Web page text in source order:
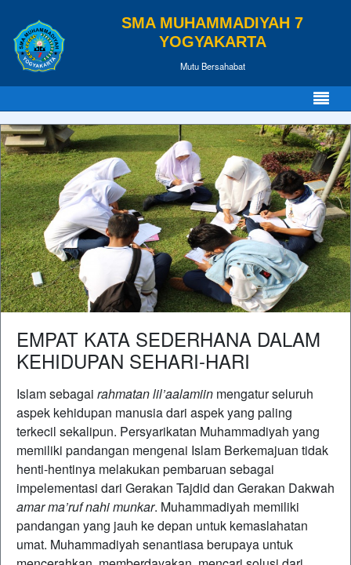
SMA MUHAMMADIYAH 7
YOGYAKARTA
Mutu Bersahabat
EMPAT KATA SEDERHANA DALAM
KEHIDUPAN SEHARI-HARI
Islam sebagai rahmatan lil’aalamiin mengatur seluruh
aspek kehidupan manusia dari aspek yang paling
terkecil sekalipun. Persyarikatan Muhammadiyah yang
memiliki pandangan mengenai Islam Berkemajuan tidak
henti-hentinya melakukan pembaruan sebagai
impelementasi dari Gerakan Tajdid dan Gerakan Dakwah
amar ma’ruf nahi munkar. Muhammadiyah memiliki
pandangan yang jauh ke depan untuk kemaslahatan
umat. Muhammadiyah senantiasa berupaya untuk